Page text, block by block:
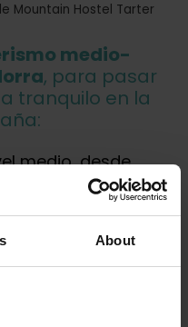
About
Mountain Hostel Tarter
medio-
, para pasar
tranquilo en la
medio, desde
te
Hostel Tarter